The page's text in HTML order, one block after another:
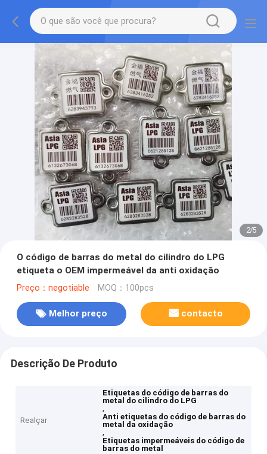
2/5
O código de barras do metal do cilindro do LPG
etiqueta o OEM impermeável da anti oxidação
Preço：negotiable MOQ：100pcs
Melhor preço contacto
Descrição De Produto
Realçar
Etiquetas do código de barras do
metal do cilindro do LPG
,
Anti etiquetas do código de barras do
metal da oxidação
,
Etiquetas impermeáveis do código de
barras do metal